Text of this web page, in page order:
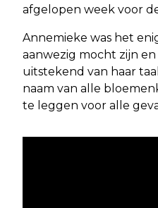
afgelopen week voor
Annemieke was het
aanwezig mocht zijn
uitstekend van haar
naam van alle
te leggen voor alle